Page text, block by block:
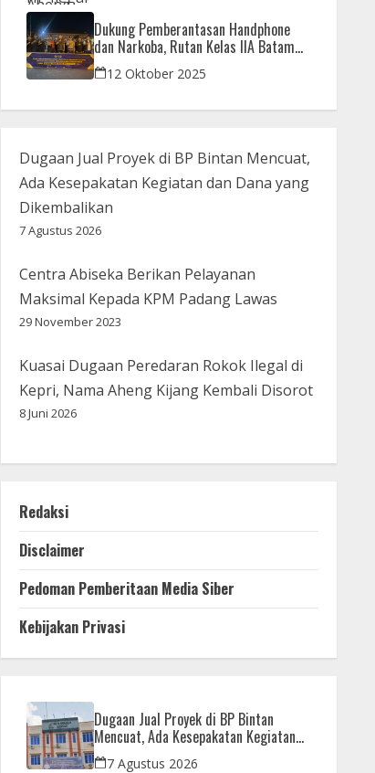
Dukung Pemberantasan Handphone
dan Narkoba, Rutan Kelas IIA Batam
Gelar Razia Bersama Aparat Penegak
Hukum
12 Oktober 2025
Dugaan Jual Proyek di BP Bintan Mencuat,
Ada Kesepakatan Kegiatan dan Dana yang
Dikembalikan
7 Agustus 2026
Centra Abiseka Berikan Pelayanan
Maksimal Kepada KPM Padang Lawas
29 November 2023
Kuasai Dugaan Peredaran Rokok Ilegal di
Kepri, Nama Aheng Kijang Kembali Disorot
8 Juni 2026
Redaksi
Disclaimer
Pedoman Pemberitaan Media Siber
Kebijakan Privasi
Dugaan Jual Proyek di BP Bintan
Mencuat, Ada Kesepakatan Kegiatan
dan Dana yang Dikembalikan
7 Agustus 2026